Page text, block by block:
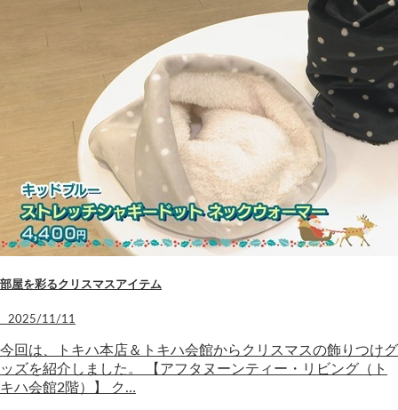
部屋を彩るクリスマスアイテム
2025/11/11
今回は、トキハ本店＆トキハ会館からクリスマスの飾りつけグ
ッズを紹介しました。 【アフタヌーンティー・リビング（ト
キハ会館2階）】 ク…